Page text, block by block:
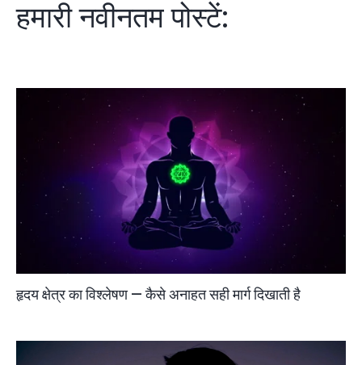
हमारी नवीनतम पोस्टें:
हृदय क्षेत्र का विश्लेषण — कैसे अनाहत सही मार्ग दिखाती है